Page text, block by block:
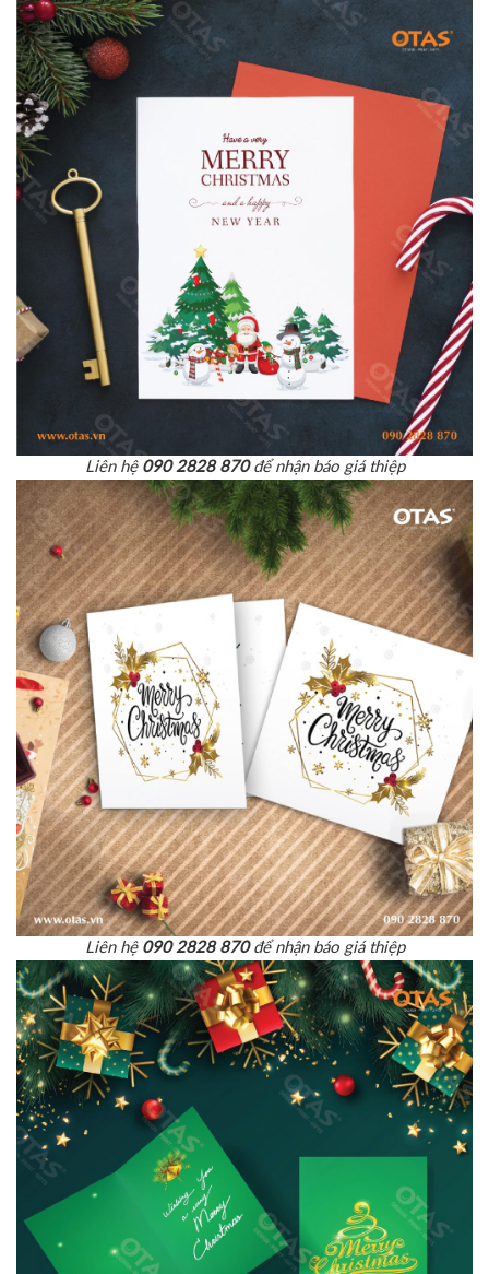
Liên hệ 090 2828 870để nhận báo giá thiệp
Liên hệ 090 2828 870để nhận báo giá thiệp